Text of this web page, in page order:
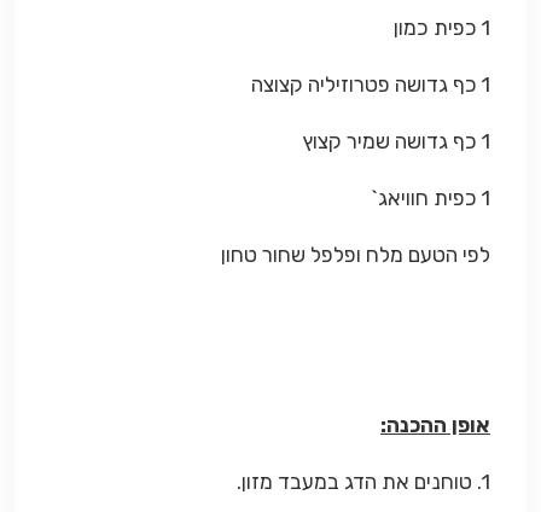
1 כפית כמון
1 כף גדושה פטרוזיליה קצוצה
1 כף גדושה שמיר קצוץ
1 כפית חוויאג`
לפי הטעם מלח ופלפל שחור טחון
אופן ההכנה:
1. טוחנים את הדג במעבד מזון.